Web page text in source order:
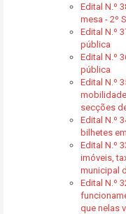
Edital N.º
mesa - 2º
Edital N.º
pública
Edital N.º
pública
Edital N.º
secções
Edital N.º
bilhetes
Edital N.º
imóveis,
municipal
Edital N.º
que nelas